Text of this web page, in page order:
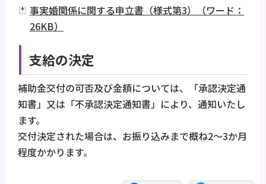
事実婚関係に関する申立書（様式第3）（ワード：
26KB）
支給の決定
補助金交付の可否及び金額については、「承認決定通
知書」又は「不承認決定通知書」により、通知いたし
ます。
交付決定された場合は、お振り込みまで概ね2～3か月
程度かかります。